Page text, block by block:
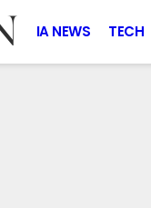
IA NEWS TECH